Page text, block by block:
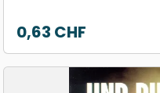
Prix
0,63 CHF